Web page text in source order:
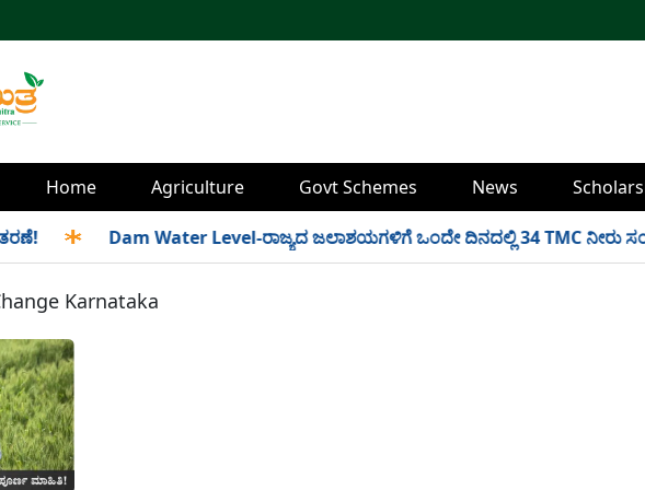
Home Agriculture Govt Schemes News
Dam Water Level-ರಾಜ್ಯದ ಜಲಾಶಯಗಳಿಗೆ ಒಂದೇ ದಿನದಲ್ಲಿ 34 TMC ನೀರು
Karnataka